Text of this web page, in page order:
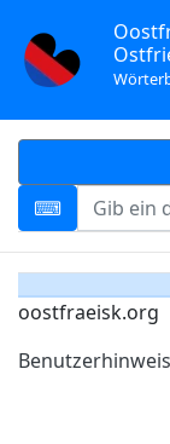
oostfraeisk.org